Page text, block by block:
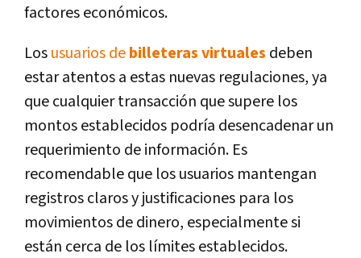
factores económicos.
Losusuarios debilleteras virtuales deben
estar atentos a estas nuevas regulaciones, ya
que cualquier transacción que supere los
montos establecidos podría desencadenar un
requerimiento de información. Es
recomendable que los usuarios mantengan
registros claros y justificaciones para los
movimientos de dinero, especialmente si
están cerca de los límites establecidos.